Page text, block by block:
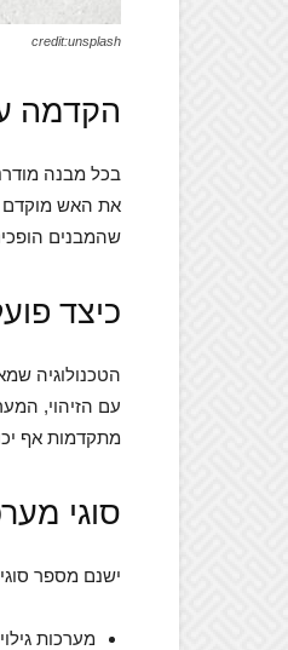
credit:unsplash
הקדמה
בכל מבנה
את האש מוקדם
שהמבנים
כיצד
הטכנולוגיה
עם הזיהוי,
מתקדמות אף
סוגי
ישנם מספר
מערכות